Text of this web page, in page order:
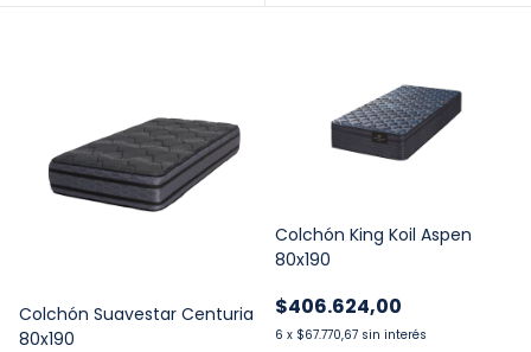
Colchón Suavestar Centuria
80x190
Colchón King Koil Aspen
80x190
$406.624,00
6 x $67.770,67 sin interés